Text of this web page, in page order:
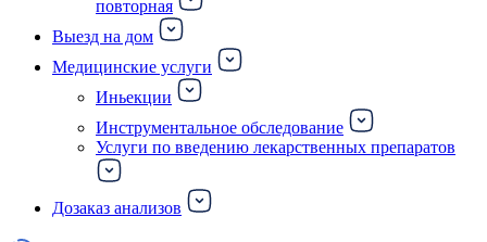
повторная
Выезд на дом
Медицинские услуги
Иньекции
Инструментальное обследование
Услуги по введению лекарственных препаратов
Дозаказ анализов